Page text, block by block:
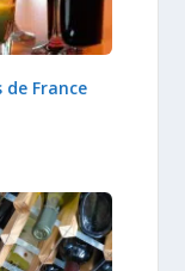
de France